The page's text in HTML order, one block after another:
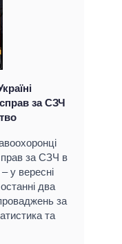
за СЗЧ
за СЗЧ в
у вересні
два
за
та